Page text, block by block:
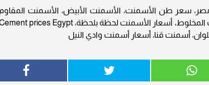
سعر طن الأسمنت، الأسمنت الأبيض، الأسمنت
أسمنت قنا، أسعار أسمنت وادي النيل